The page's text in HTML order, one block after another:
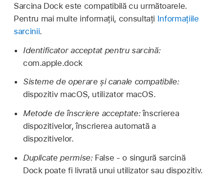
Sarcina Dock este compatibilă cu următoarele.
Pentru mai multe informații, consultați Informațiile
sarcinii.
Identificator acceptat pentru sarcină:
com.apple.dock
Sisteme de operare și canale compatibile:
dispozitiv macOS, utilizator macOS.
Metode de înscriere acceptate:înscrierea
dispozitivelor, înscrierea automată a
dispozitivelor.
Duplicate permise:False - o singură sarcină
Dock poate fi livrată unui utilizator sau dispozitiv.